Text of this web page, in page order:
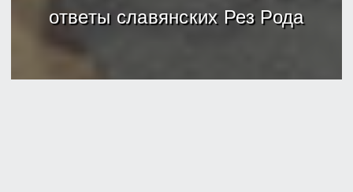
Обрядовые предметы
Расходные материалы
Готовые заговоры и обряды
Электронные книги
Гадание он-лайн
Приложение для гадания
Для алтаря
ответы славянских Рез Рода